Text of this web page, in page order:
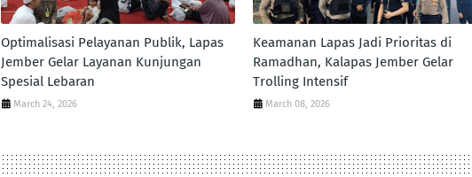
Optimalisasi Pelayanan Publik, Lapas
Jember Gelar Layanan Kunjungan
Spesial Lebaran
March 24, 2026
Keamanan Lapas Jadi Prioritas di
Ramadhan, Kalapas Jember Gelar
Trolling Intensif
March 08, 2026